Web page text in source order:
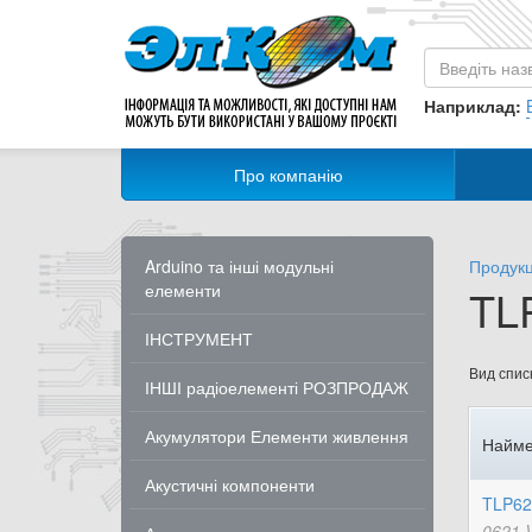
Наприклад:
Про компанію
Arduino та інші модульні
елементи
ІНСТРУМЕНТ
ІНШІ радіоелементі РОЗПРОДАЖ
Акумулятори Елементи живлення
Акустичні компоненти
Вид